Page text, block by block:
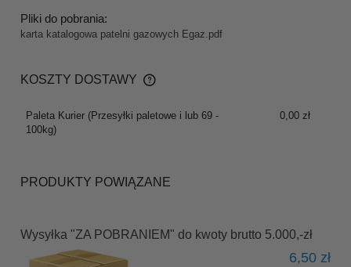
Pliki do pobrania:
karta katalogowa patelni gazowych Egaz.pdf
KOSZTY DOSTAWY
CENA NIE ZAWIERA EWENTUALNYCH KOSZTÓW
Paleta Kurier(Przesyłki paletowe i lub 69 -
100kg)
0,00 zł
PRODUKTY POWIĄZANE
Wysyłka "ZA POBRANIEM" do kwoty brutto 5.000,-zł
6,50 zł